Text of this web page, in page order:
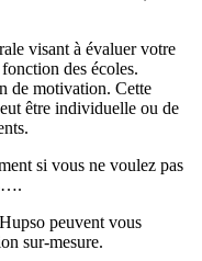
visant à évaluer votre
des écoles.
de motivation. Cette
être individuelle ou de
si vous ne voulez pas
peuvent vous
sur-mesure.